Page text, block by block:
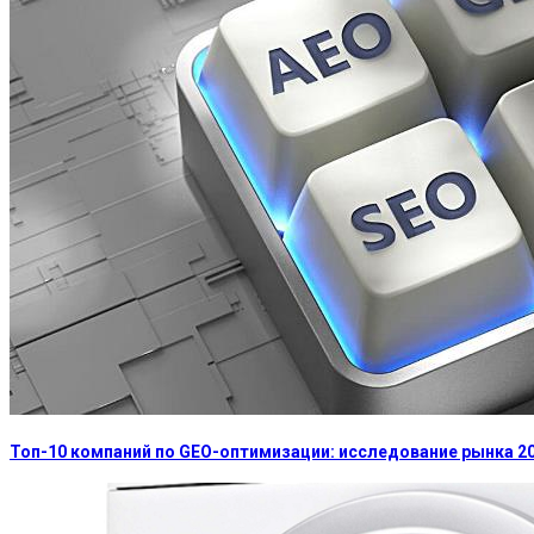
Топ-10 компаний по GEO-оптимизации: исследование рынка